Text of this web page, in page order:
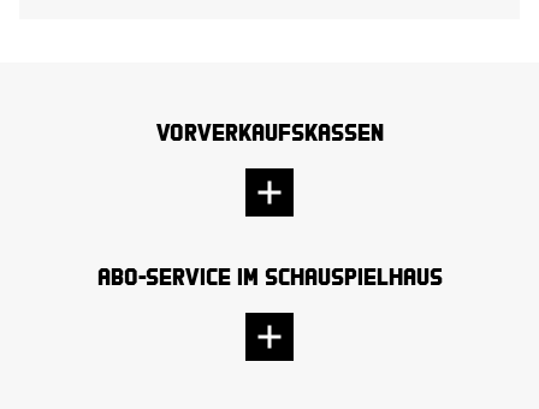
Vorverkaufskassen
Abo-Service im Schauspielhaus